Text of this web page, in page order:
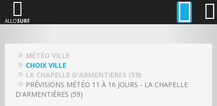
ALLOSURF
MÉTÉO VILLE
CHOIX VILLE
LA CHAPELLE D'ARMENTIÈRES (59)
PRÉVISIONS MÉTÉO 11 À 16 JOURS - LA CHAPELLE
D'ARMENTIÈRES (59)